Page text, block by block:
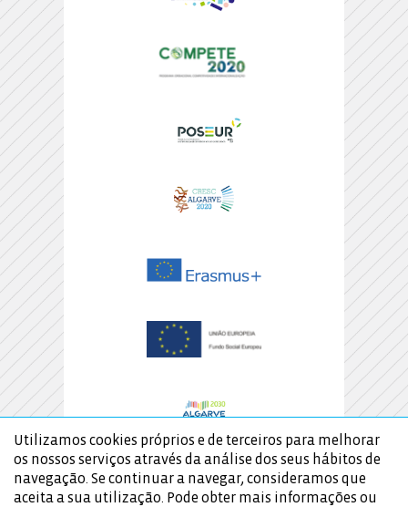
Utilizamos cookies próprios e de terceiros para melhorar
os nossos serviços através da análise dos seus hábitos de
navegação. Se continuar a navegar, consideramos que
aceita a sua utilização. Pode obter mais informações ou